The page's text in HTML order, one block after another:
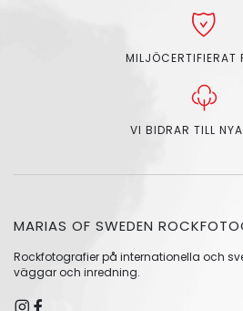
MILJÖCERTIFIERAT
VI BIDRAR TILL
MARIAS OF SWEDEN
Rockfotografier på internationella och
väggar och inredning.